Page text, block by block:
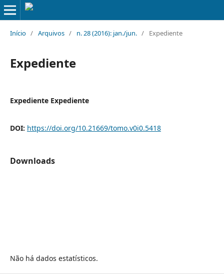
Início / Arquivos / n. 28 (2016): jan./jun. / Expediente
Expediente
Expediente Expediente
DOI: https://doi.org/10.21669/tomo.v0i0.5418
Downloads
Não há dados estatísticos.